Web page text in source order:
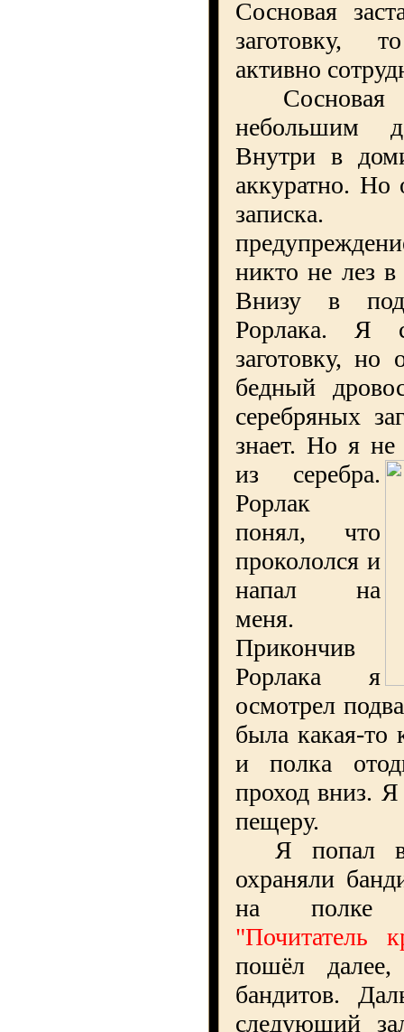
Сосновая
заготовку,
активно
Сосновая
небольшим
Внутри в
аккуратно. Но
никто не лез
Внизу в
Рорлака. Я
заготовку, но
бедный
серебряных
знает. Но я
из серебра.
Рорлак
понял, что
прокололся и
напал на
меня.
Прикончив
Рорлака я
осмотрел
была какая-то
и полка
проход вниз. Я
пещеру.
Я попал в
охраняли
на
"Почитатель
пошёл далее,
бандитов.
следующий